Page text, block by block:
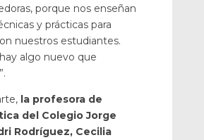
porque nos enseñan
y prácticas para
nuestros estudiantes.
algo nuevo que
la profesora de
del Colegio Jorge
Rodríguez, Cecilia